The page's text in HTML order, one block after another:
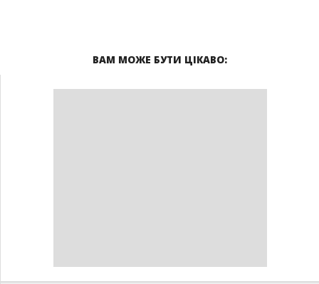
ВАМ МОЖЕ БУТИ ЦІКАВО: